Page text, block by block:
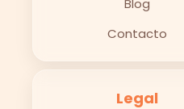
Blog
Contacto
Legal